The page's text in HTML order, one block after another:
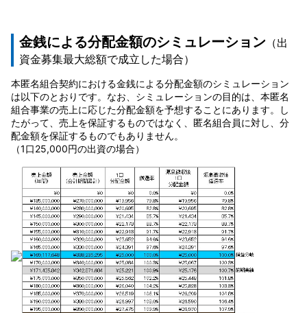
金銭による分配金額のシミュレーション （出
資金募集最大総額で成立した場合）
本匿名組合契約における金銭による分配金額のシミュレーション
は以下のとおりです。なお、シミュレーションの目的は、本匿名
組合事業の売上に応じた分配金額を予想することにあります。し
たがって、売上を保証するものではなく、匿名組合員に対し、分
配金額を保証するものでもありません。
（1口25,000円の出資の場合）